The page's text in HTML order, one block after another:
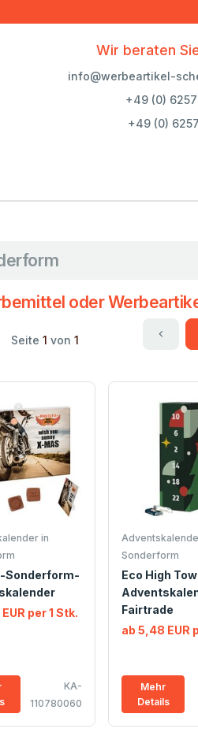
Wir beraten
info@werbeartikel-
+49 (0)
+49 (0)
oder
Seite1 von1
in
Sonderform-
per 1 Stk.
KA-
110780060
Sonderform
Eco High
Fairtrade
ab 5,48 EUR
Mehr
Details